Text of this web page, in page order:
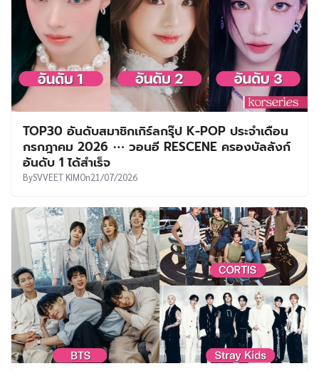
TOP30 อันดับสมาชิกเกิร์ลกรุ๊ป K-POP ประจำเดือน
กรกฎาคม 2026 ⋯ วอนอี RESCENE ครองบัลลังก์
อันดับ 1 ได้สำเร็จ
BySVVEET KIMOn21/07/2026